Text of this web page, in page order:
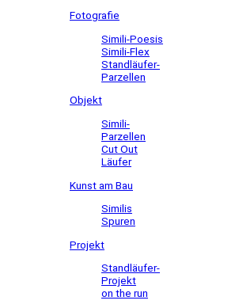
Fotografie
Simili-Poesis
Simili-Flex
Standläufer-
Parzellen
Objekt
Simili-
Parzellen
Cut Out
Läufer
Kunst am Bau
Similis
Spuren
Projekt
Standläufer-
Projekt
on the run